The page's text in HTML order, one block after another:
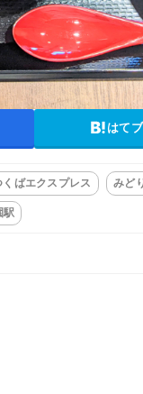
はてブ
くばエクスプレス みど
駅